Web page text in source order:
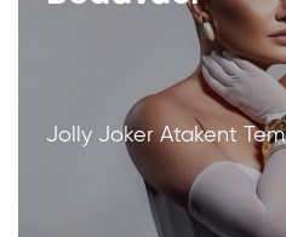
Jolly Joker Atakent